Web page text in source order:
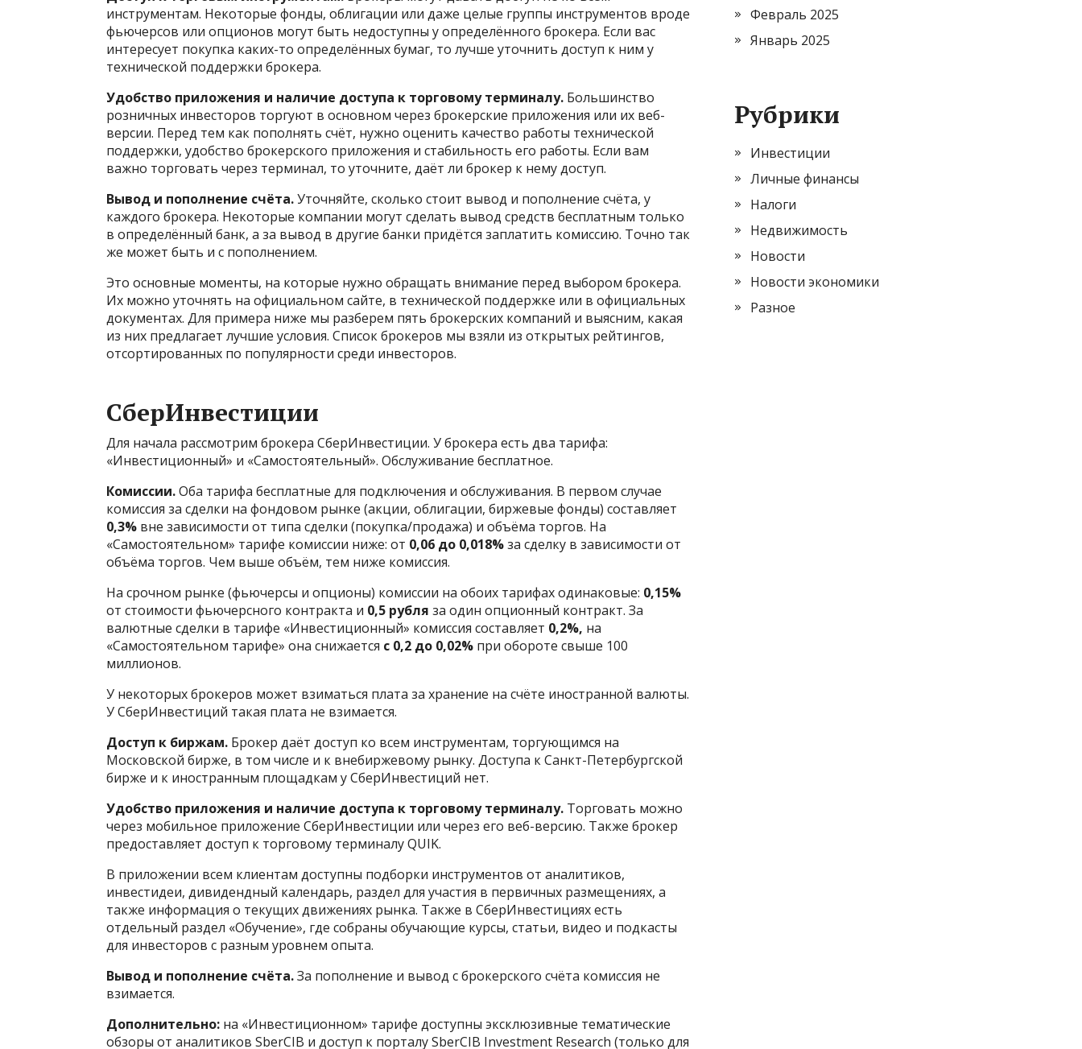
инструментам. Некоторые фонды, облигации или даже целые группы инструментов вроде
фьючерсов или опционов могут быть недоступны у определённого брокера. Если вас
интересует покупка каких-то определённых бумаг, то лучше уточнить доступ к ним у
технической поддержки брокера.
Удобство приложения и наличие доступа к торговому терминалу. Большинство
розничных инвесторов торгуют в основном через брокерские приложения или их веб-
версии. Перед тем как пополнять счёт, нужно оценить качество работы технической
поддержки, удобство брокерского приложения и стабильность его работы. Если вам
важно торговать через терминал, то уточните, даёт ли брокер к нему доступ.
Вывод и пополнение счёта.Уточняйте, сколько стоит вывод и пополнение счёта, у
каждого брокера. Некоторые компании могут сделать вывод средств бесплатным только
в определённый банк, а за вывод в другие банки придётся заплатить комиссию. Точно так
же может быть и с пополнением.
Это основные моменты, на которые нужно обращать внимание перед выбором брокера.
Их можно уточнять на официальном сайте, в технической поддержке или в официальных
документах. Для примера ниже мы разберем пять брокерских компаний и выясним, какая
из них предлагает лучшие условия. Список брокеров мы взяли из открытых рейтингов,
отсортированных по популярности среди инвесторов.
СберИнвестиции
Для начала рассмотрим брокера СберИнвестиции. У брокера есть два тарифа:
«Инвестиционный» и «Самостоятельный». Обслуживание бесплатное.
Комиссии.Оба тарифа бесплатные для подключения и обслуживания. В первом случае
комиссия за сделки на фондовом рынке (акции, облигации, биржевые фонды) составляет
0,3% вне зависимости от типа сделки (покупка/продажа) и объёма торгов. На
«Самостоятельном» тарифе комиссии ниже: от 0,06 до 0,018%за сделку в зависимости от
объёма торгов. Чем выше объём, тем ниже комиссия.
На срочном рынке (фьючерсы и опционы) комиссии на обоих тарифах одинаковые: 0,15%
от стоимости фьючерсного контракта и 0,5 рубля за один опционный контракт. За
валютные сделки в тарифе «Инвестиционный» комиссия составляет 0,2%, на
«Самостоятельном тарифе» она снижается с 0,2 до 0,02% при обороте свыше 100
миллионов.
У некоторых брокеров может взиматься плата за хранение на счёте иностранной валюты.
У СберИнвестиций такая плата не взимается.
Доступ к биржам. Брокер даёт доступ ко всем инструментам, торгующимся на
Московской бирже, в том числе и к внебиржевому рынку. Доступа к Санкт-Петербургской
бирже и к иностранным площадкам у СберИнвестиций нет.
Удобство приложения и наличие доступа к торговому терминалу. Торговать можно
через мобильное приложение СберИнвестиции или через его веб-версию. Также брокер
предоставляет доступ к торговому терминалу QUIK.
В приложении всем клиентам доступны подборки инструментов от аналитиков,
инвестидеи, дивидендный календарь, раздел для участия в первичных размещениях, а
также информация о текущих движениях рынка. Также в СберИнвестициях есть
отдельный раздел «Обучение», где собраны обучающие курсы, статьи, видео и подкасты
для инвесторов с разным уровнем опыта.
Вывод и пополнение счёта.За пополнение и вывод с брокерского счёта комиссия не
взимается.
Дополнительно: на «Инвестиционном» тарифе доступны эксклюзивные тематические
обзоры от аналитиков SberCIB и доступ к порталу SberCIB Investment Research (только для
Февраль 2025
Январь 2025
Рубрики
Инвестиции
Личные финансы
Налоги
Недвижимость
Новости
Новости экономики
Разное